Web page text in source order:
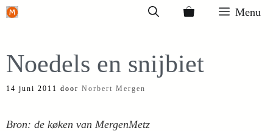
Ga
inhoud
Menu
Noedels en snijbiet
14 juni 2011 door Norbert Mergen
Bron: de køken van MergenMetz